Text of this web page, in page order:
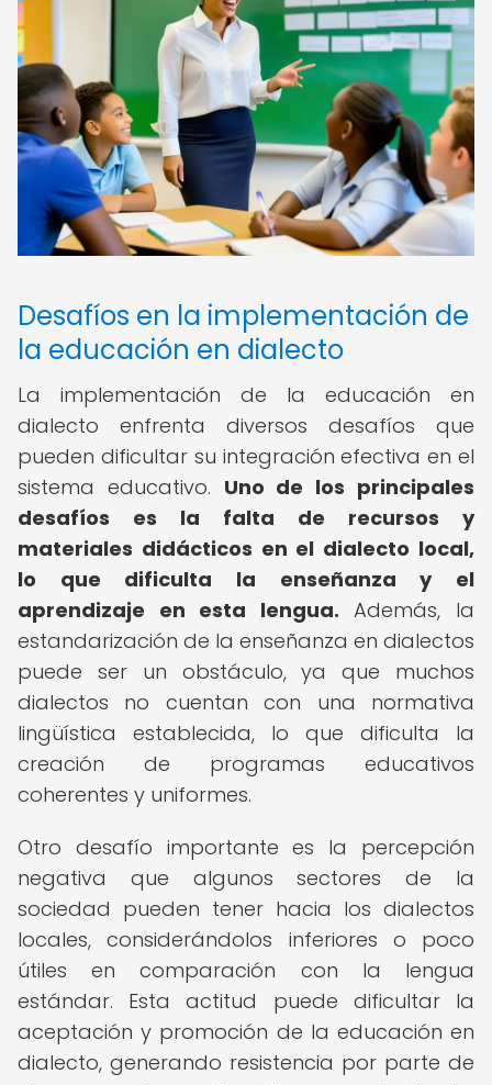
Desafíos en la implementación de
la educación en dialecto
La implementación de la educación en
dialecto enfrenta diversos desafíos que
pueden dificultar su integración efectiva en el
sistema educativo. Uno de los principales
desafíos es la falta de recursos y
materiales didácticos en el dialecto local,
lo que dificulta la enseñanza y el
aprendizaje en esta lengua. Además, la
estandarización de la enseñanza en dialectos
puede ser un obstáculo, ya que muchos
dialectos no cuentan con una normativa
lingüística establecida, lo que dificulta la
creación de programas educativos
coherentes y uniformes.
Otro desafío importante es la percepción
negativa que algunos sectores de la
sociedad pueden tener hacia los dialectos
locales, considerándolos inferiores o poco
útiles en comparación con la lengua
estándar. Esta actitud puede dificultar la
aceptación y promoción de la educación en
dialecto, generando resistencia por parte de